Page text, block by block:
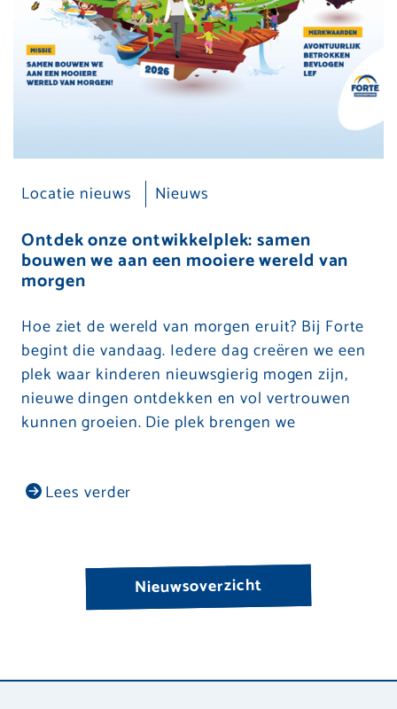
Locatie nieuws Nieuws
Ontdek onze ontwikkelplek: samen
bouwen we aan een mooiere wereld van
morgen
Hoe ziet de wereld van morgen eruit? Bij Forte
begint die vandaag. Iedere dag creëren we een
plek waar kinderen nieuwsgierig mogen zijn,
nieuwe dingen ontdekken en vol vertrouwen
kunnen groeien. Die plek brengen we
Lees verder
Nieuwsoverzicht